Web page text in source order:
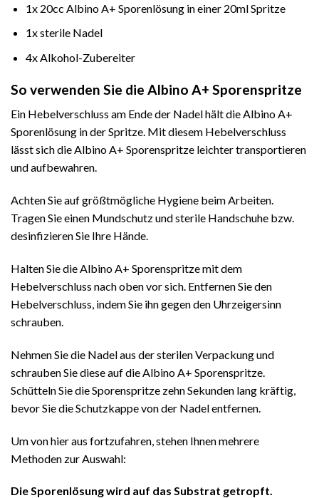
1x 20cc Albino A+ Sporenlösung in einer 20ml Spritze
1x sterile Nadel
4x Alkohol-Zubereiter
So verwenden Sie die Albino A+ Sporenspritze
Ein Hebelverschluss am Ende der Nadel hält die Albino A+
Sporenlösung in der Spritze. Mit diesem Hebelverschluss
lässt sich die Albino A+ Sporenspritze leichter transportieren
und aufbewahren.
Achten Sie auf größtmögliche Hygiene beim Arbeiten.
Tragen Sie einen Mundschutz und sterile Handschuhe bzw.
desinfizieren Sie Ihre Hände.
Halten Sie die Albino A+ Sporenspritze mit dem
Hebelverschluss nach oben vor sich. Entfernen Sie den
Hebelverschluss, indem Sie ihn gegen den Uhrzeigersinn
schrauben.
Nehmen Sie die Nadel aus der sterilen Verpackung und
schrauben Sie diese auf die Albino A+ Sporenspritze.
Schütteln Sie die Sporenspritze zehn Sekunden lang kräftig,
bevor Sie die Schutzkappe von der Nadel entfernen.
Um von hier aus fortzufahren, stehen Ihnen mehrere
Methoden zur Auswahl:
Die Sporenlösung wird auf das Substrat getropft.